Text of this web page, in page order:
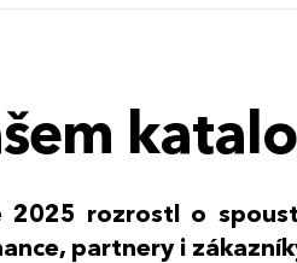
2025 rozrostl o
partnery i